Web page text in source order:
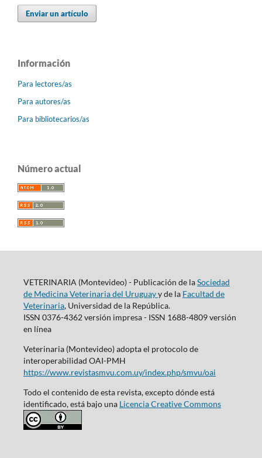
Enviar un artículo
Información
Para lectores/as
Para autores/as
Para bibliotecarios/as
Número actual
VETERINARIA (Montevideo) - Publicación de laSociedad
de Medicina Veterinaria del Uruguayy de la Facultad de
Veterinaria, Universidad de la República.
ISSN 0376-4362 versión impresa - ISSN 1688-4809 versión
en línea
Veterinaria (Montevideo) adopta el protocolo de
interoperabilidad OAI-PMH
https://www.revistasmvu.com.uy/index.php/smvu/oai
Todo el contenido de esta revista, excepto dónde está
identificado, está bajo una Licencia Creative Commons